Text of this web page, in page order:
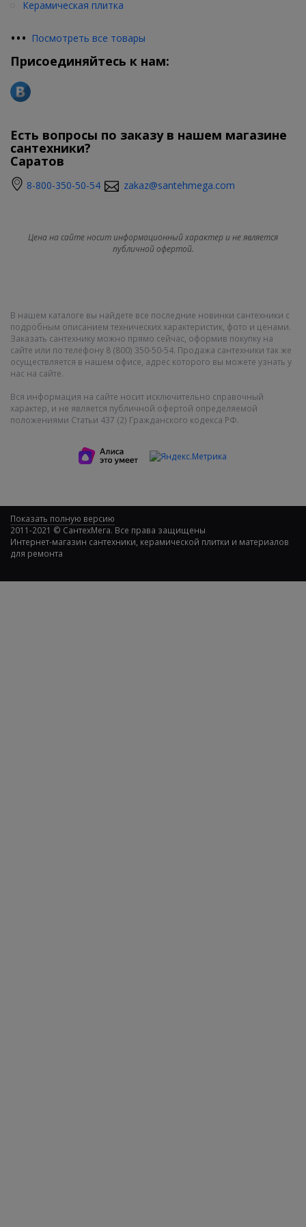
Керамическая плитка
••• Посмотреть все товары
Присоединяйтесь к нам:
Есть вопросы по заказу в нашем магазине
сантехники?
Саратов
8-800-350-50-54 zakaz@santehmega.com
Цена на сайте носит информационный характер и не является
публичной офертой.
В нашем каталоге вы найдете все последние новинки сантехники с
подробным описанием технических характеристик, фото и ценами.
Заказать сантехнику можно прямо сейчас, оформив покупку на
сайте или по телефону 8 (800) 350-50-54. Продажа сантехники так же
осуществляется в нашем офисе, адрес которого вы можете узнать у
нас на сайте.
Вся информация на сайте носит исключительно справочный
характер, и не является публичной офертой определяемой
положениями Статьи 437 (2) Гражданского кодекса РФ.
Показать полную версию
2011-2021 © СантехМега. Все права защищены
Интернет-магазин сантехники, керамической плитки и материалов
для ремонта